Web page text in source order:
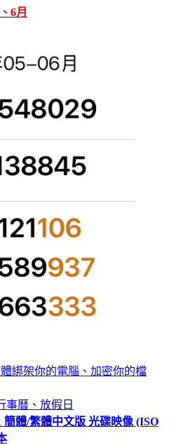
6月
綁架你的電腦、加密你的檔
事曆、放假日
簡體/繁體中文版 光碟映像 (ISO